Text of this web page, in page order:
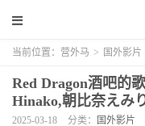
当前位置： 营外马 > 国外影片
Red Dragon酒吧的
Hinako,朝比奈えみ
2025-03-18 分类： 国外影片